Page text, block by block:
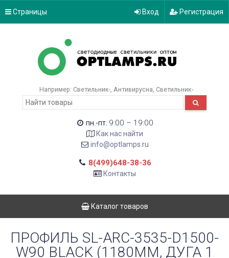
Страницы Вход Регистрация
Например: Светильник- Антивирусна Светильник-
пн.-пт. 9:00 – 19:00
Как нас найти
info@optlamps.ru
8(499)648-38-36
Контакты
Каталог товаров
ПРОФИЛЬ SL-ARC-3535-D1500-
W90 BLACK (1180ММ, ДУГА 1